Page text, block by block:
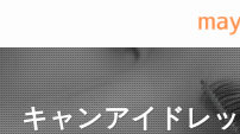
キャンアイドレ